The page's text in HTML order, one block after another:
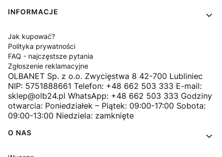
INFORMACJE
Jak kupować?
Polityka prywatności
FAQ - najczęstsze pytania
Zgłoszenie reklamacyjne
OLBANET Sp. z o.o. Zwycięstwa 8 42-700 Lubliniec
NIP: 5751888661 Telefon: +48 662 503 333 E-mail:
sklep@olb24.pl WhatsApp: +48 662 503 333 Godziny
otwarcia: Poniedziałek – Piątek: 09:00-17:00 Sobota:
09:00-13:00 Niedziela: zamknięte
O NAS